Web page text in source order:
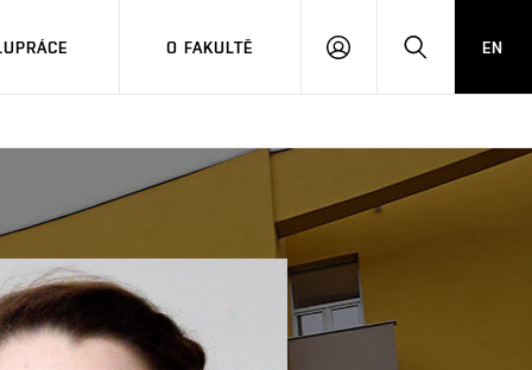
O FAKULTĚ
PŘIHLÁSITHLEDAT
EN